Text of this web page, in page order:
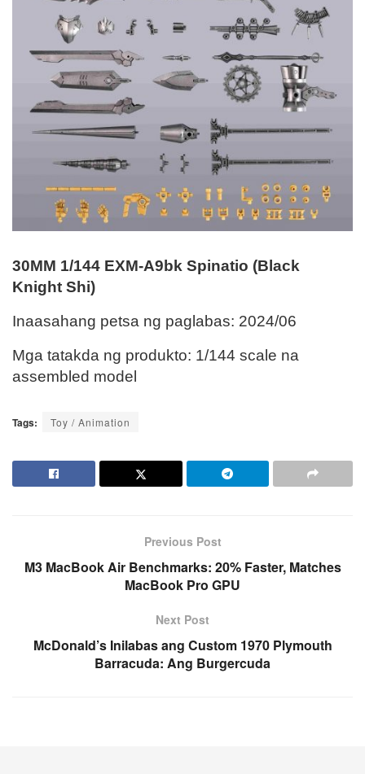
30MM 1/144 EXM-A9bk Spinatio (Black
Knight Shi)
Inaasahang petsa ng paglabas: 2024/06
Mga tatakda ng produkto: 1/144 scale na
assembled model
Tags: Toy / Animation
Previous Post
M3 MacBook Air Benchmarks: 20% Faster, Matches
MacBook Pro GPU
Next Post
McDonald’s Inilabas ang Custom 1970 Plymouth
Barracuda: Ang Burgercuda